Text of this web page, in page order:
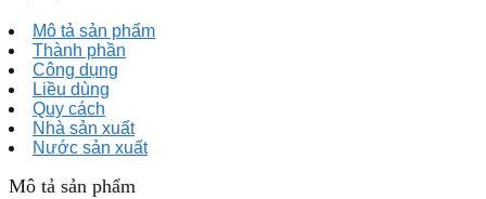
Mô tả sản phẩm
Thành phần
Công dụng
Liều dùng
Quy cách
Nhà sản xuất
Nước sản xuất
Mô tả sản phẩm